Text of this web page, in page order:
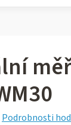
Podrobnosti